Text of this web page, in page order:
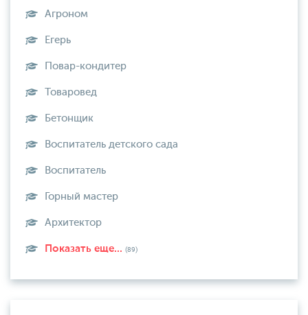
Агроном
Егерь
Повар-кондитер
Товаровед
Бетонщик
Воспитатель детского сада
Воспитатель
Горный мастер
Архитектор
Показать еще... (89)